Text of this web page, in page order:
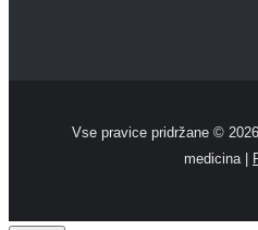
Vse pravice pridržane ©
medicina |